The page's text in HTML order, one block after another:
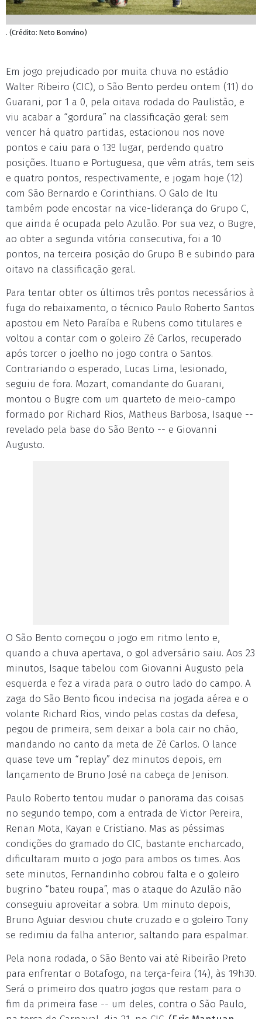
. (Crédito: Neto Bonvino)
Em jogo prejudicado por muita chuva no estádio
Walter Ribeiro (CIC), o São Bento perdeu ontem (11) do
Guarani, por 1 a 0, pela oitava rodada do Paulistão, e
viu acabar a “gordura” na classificação geral: sem
vencer há quatro partidas, estacionou nos nove
pontos e caiu para o 13º lugar, perdendo quatro
posições. Ituano e Portuguesa, que vêm atrás, tem seis
e quatro pontos, respectivamente, e jogam hoje (12)
com São Bernardo e Corinthians. O Galo de Itu
também pode encostar na vice-liderança do Grupo C,
que ainda é ocupada pelo Azulão. Por sua vez, o Bugre,
ao obter a segunda vitória consecutiva, foi a 10
pontos, na terceira posição do Grupo B e subindo para
oitavo na classificação geral.
Para tentar obter os últimos três pontos necessários à
fuga do rebaixamento, o técnico Paulo Roberto Santos
apostou em Neto Paraíba e Rubens como titulares e
voltou a contar com o goleiro Zé Carlos, recuperado
após torcer o joelho no jogo contra o Santos.
Contrariando o esperado, Lucas Lima, lesionado,
seguiu de fora. Mozart, comandante do Guarani,
montou o Bugre com um quarteto de meio-campo
formado por Richard Rios, Matheus Barbosa, Isaque --
revelado pela base do São Bento -- e Giovanni
Augusto.
O São Bento começou o jogo em ritmo lento e,
quando a chuva apertava, o gol adversário saiu. Aos 23
minutos, Isaque tabelou com Giovanni Augusto pela
esquerda e fez a virada para o outro lado do campo. A
zaga do São Bento ficou indecisa na jogada aérea e o
volante Richard Rios, vindo pelas costas da defesa,
pegou de primeira, sem deixar a bola cair no chão,
mandando no canto da meta de Zé Carlos. O lance
quase teve um “replay” dez minutos depois, em
lançamento de Bruno José na cabeça de Jenison.
Paulo Roberto tentou mudar o panorama das coisas
no segundo tempo, com a entrada de Victor Pereira,
Renan Mota, Kayan e Cristiano. Mas as péssimas
condições do gramado do CIC, bastante encharcado,
dificultaram muito o jogo para ambos os times. Aos
sete minutos, Fernandinho cobrou falta e o goleiro
bugrino “bateu roupa”, mas o ataque do Azulão não
conseguiu aproveitar a sobra. Um minuto depois,
Bruno Aguiar desviou chute cruzado e o goleiro Tony
se redimiu da falha anterior, saltando para espalmar.
Pela nona rodada, o São Bento vai até Ribeirão Preto
para enfrentar o Botafogo, na terça-feira (14), às 19h30.
Será o primeiro dos quatro jogos que restam para o
fim da primeira fase -- um deles, contra o São Paulo,